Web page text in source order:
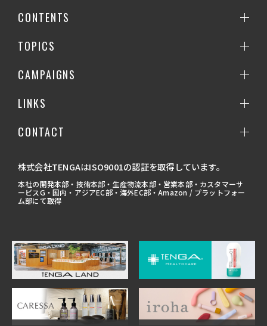
CONTENTS
TOPICS
CAMPAIGNS
LINKS
CONTACT
株式会社TENGAはISO9001の認証を取得しています。
本社の開発本部・技術本部・生産物流本部・営業本部・カスタマーサ
ービスG・国内・アジアEC部・海外EC部・Amazon / プラットフォー
ム部にて取得